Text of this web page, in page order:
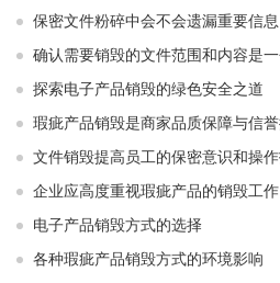
保密文件粉碎中会不会遗漏重要信息
确认需要销毁的文件范围和内容是
探索电子产品销毁的绿色安全之道
瑕疵产品销毁是商家品质保障与信
文件销毁提高员工的保密意识和操
企业应高度重视瑕疵产品的销毁工作
电子产品销毁方式的选择
各种瑕疵产品销毁方式的环境影响